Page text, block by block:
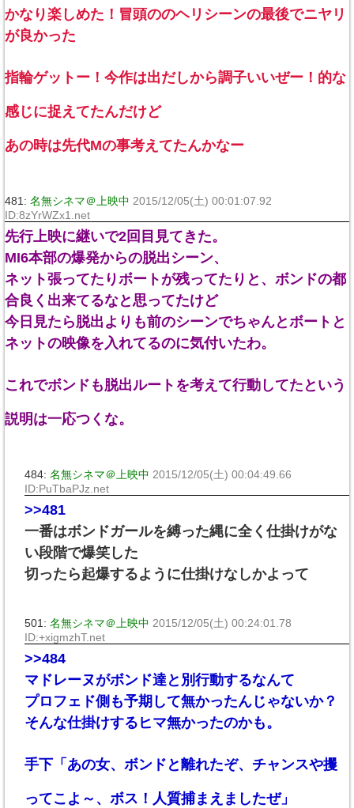
かなり楽しめた！冒頭ののヘリシーンの最後でニヤリ
が良かった
指輪ゲットー！今作は出だしから調子いいぜー！的な
感じに捉えてたんだけど
あの時は先代Mの事考えてたんかなー
481: 名無シネマ＠上映中 2015/12/05(土) 00:01:07.92
ID:8zYrWZx1.net
先行上映に継いで2回目見てきた。
MI6本部の爆発からの脱出シーン、
ネット張ってたりボートが残ってたりと、ボンドの都
合良く出来てるなと思ってたけど
今日見たら脱出よりも前のシーンでちゃんとボートと
ネットの映像を入れてるのに気付いたわ。
これでボンドも脱出ルートを考えて行動してたという
説明は一応つくな。
484: 名無シネマ＠上映中 2015/12/05(土) 00:04:49.66
ID:PuTbaPJz.net
>>481
一番はボンドガールを縛った縄に全く仕掛けがな
い段階で爆笑した
切ったら起爆するように仕掛けなしかよって
501: 名無シネマ＠上映中 2015/12/05(土) 00:24:01.78
ID:+xigmzhT.net
>>484
マドレーヌがボンド達と別行動するなんて
プロフェド側も予期して無かったんじゃないか？
そんな仕掛けするヒマ無かったのかも。
手下「あの女、ボンドと離れたぞ、チャンスや攫
ってこよ～、ボス！人質捕まえましたぜ」